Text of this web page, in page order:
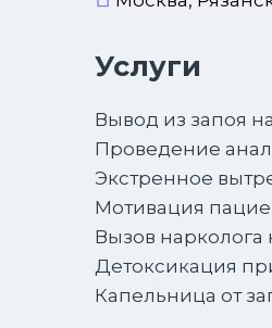
Услуги
Вывод из запоя
Проведение
Экстренное
Мотивация
Вызов нарколога
Детоксикация
Капельница от